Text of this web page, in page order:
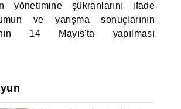
yönetimine şükranlarını ifade
ve yarışma sonuçlarının
14 Mayıs'ta yapılması